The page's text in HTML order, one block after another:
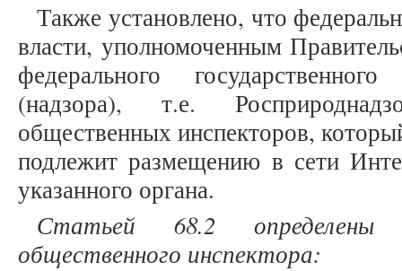
Также установлено, что
власти, уполномоченным
федерального
(надзора), т.е.
общественных инспекторов,
подлежит размещению в сети
указанного органа.
Статьей 68.2 определены
общественного инспектора: